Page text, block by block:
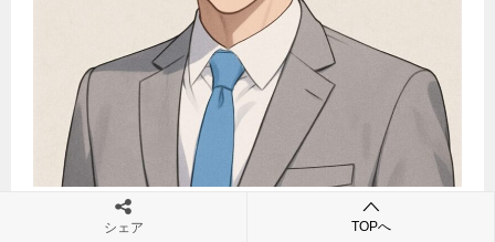
「日本史トリビア」へようこそ！
シェア TOPへ